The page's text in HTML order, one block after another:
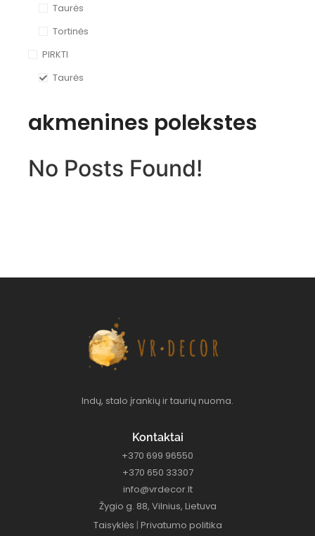
Taurės
Tortinės
PIRKTI
Taurės
akmenines polekstes
No Posts Found!
Indų, stalo įrankių ir taurių nuoma.
Kontaktai
+370 699 96550
+370 650 33307
info@vrdecor.lt
Žygio g. 88, Vilnius, Lietuva
Taisyklės | Privatumo politika